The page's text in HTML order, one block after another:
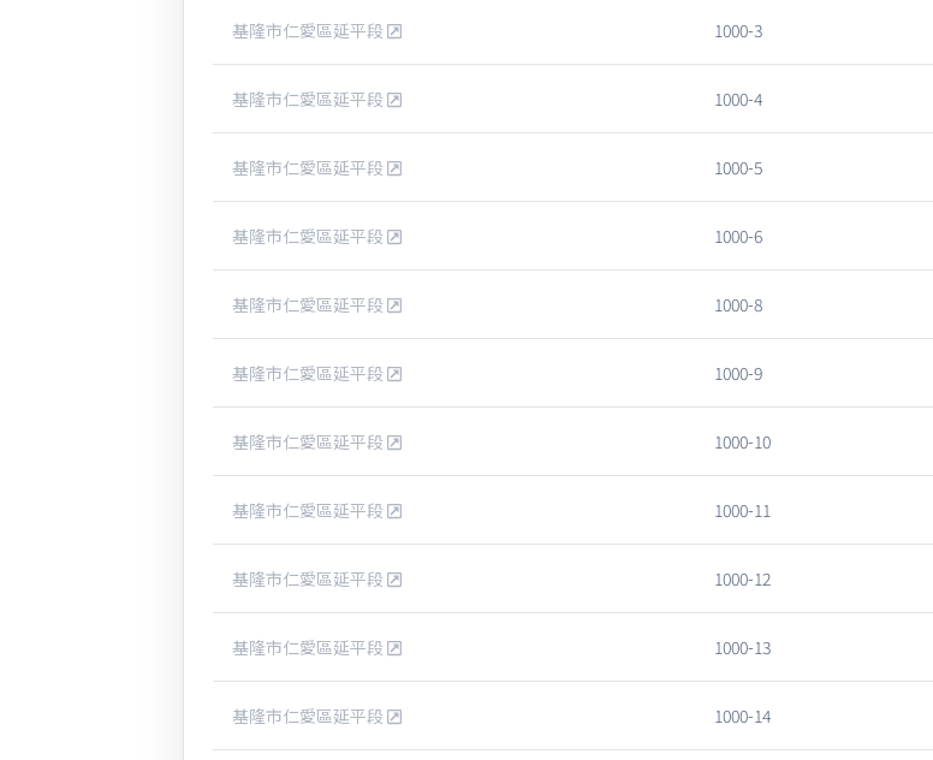
基隆市仁愛區延平段 1000-3
基隆市仁愛區延平段 1000-4
基隆市仁愛區延平段 1000-5
基隆市仁愛區延平段 1000-6
基隆市仁愛區延平段 1000-8
基隆市仁愛區延平段 1000-9
基隆市仁愛區延平段 1000-10
基隆市仁愛區延平段 1000-11
基隆市仁愛區延平段 1000-12
基隆市仁愛區延平段 1000-13
基隆市仁愛區延平段 1000-14